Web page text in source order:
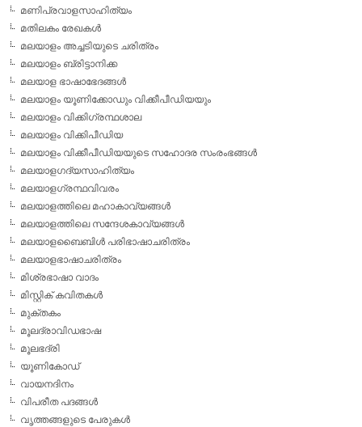
മണിപ്രവാളസാഹിത്യം
മതിലകം രേഖകള്‍
മലയാളം അച്ചടിയുടെ ചരിത്രം
മലയാളം ബ്രിട്ടാനിക്ക
മലയാള ഭാഷാഭേദങ്ങള്‍
മലയാളം യൂണിക്കോഡും വിക്കീപീഡിയയും
മലയാളം വിക്കിഗ്രന്ഥശാല
മലയാളം വിക്കിപീഡിയ
മലയാളം വിക്കീപീഡിയയുടെ സഹോദര സംരംഭങ്ങള്‍
മലയാളഗദ്യസാഹിത്യം
മലയാളഗ്രന്ഥവിവരം
മലയാളത്തിലെ മഹാകാവ്യങ്ങള്‍
മലയാളത്തിലെ സന്ദേശകാവ്യങ്ങള്‍
മലയാളബൈബിള്‍ പരിഭാഷാചരിത്രം
മലയാളഭാഷാചരിത്രം
മിശ്രഭാഷാ വാദം
മിസ്റ്റിക് കവിതകള്‍
മുക്തകം
മൂലദ്രാവിഡഭാഷ
മൂലഭദ്രി
യൂണികോഡ്
വായനദിനം
വിപരീത പദങ്ങള്‍
വൃത്തങ്ങളുടെ പേരുകള്‍